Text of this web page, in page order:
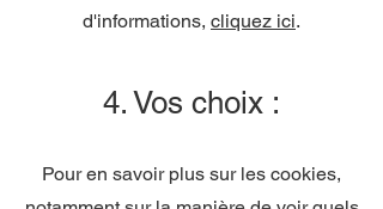
d'informations, cliquez ici.
4. Vos choix :
Pour en savoir plus sur les cookies,